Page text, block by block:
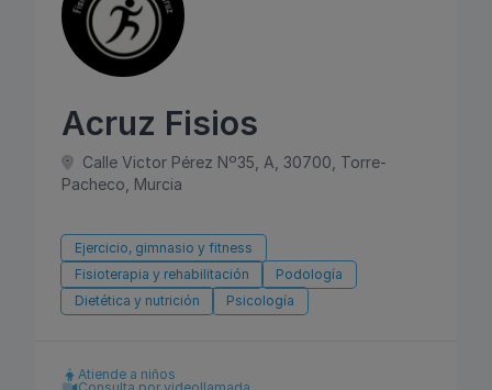
Acruz Fisios
Calle Victor Pérez Nº35, A, 30700, Torre-
Pacheco, Murcia
Ejercicio, gimnasio y fitness
Fisioterapia y rehabilitación
Podología
Dietética y nutrición
Psicología
Atiende a niños